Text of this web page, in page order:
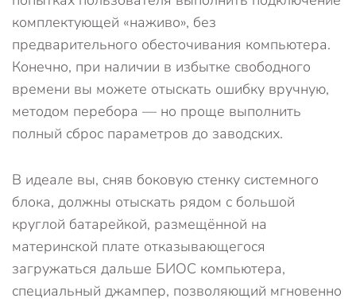
комплектующей «наживо», без
предварительного обесточивания компьютера.
Конечно, при наличии в избытке свободного
времени вы можете отыскать ошибку вручную,
методом перебора — но проще выполнить
полный сброс параметров до заводских.
В идеале вы, сняв боковую стенку системного
блока, должны отыскать рядом с большой
круглой батарейкой, размещённой на
материнской плате отказывающегося
загружаться дальше БИОС компьютера,
специальный джампер, позволяющий мгновенно